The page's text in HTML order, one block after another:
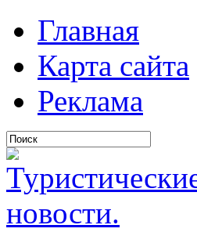
Главная
Карта сайта
Реклама